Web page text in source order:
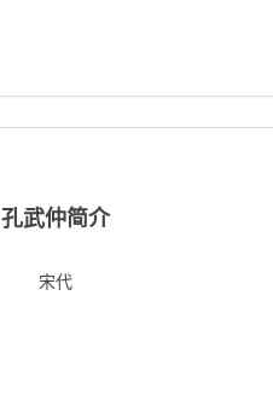
孔武仲简介
宋代